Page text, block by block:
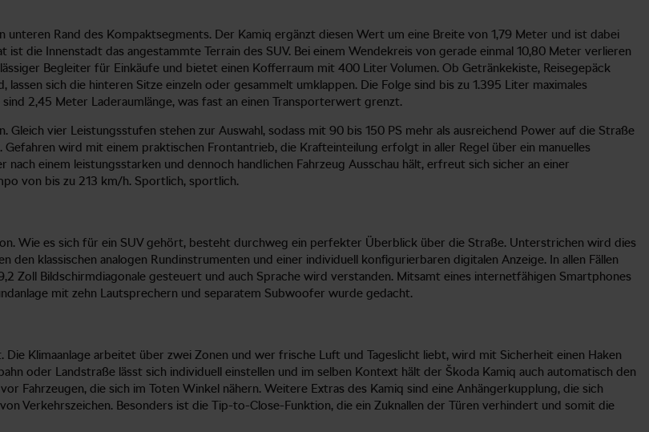
unteren Rand des Kompaktsegments. Der Kamiq ergänzt diesen Wert um eine Breite von 1,79 Meter und ist dabei
die Innenstadt das angestammte Terrain des SUV. Bei einem Wendekreis von gerade einmal 10,80 Meter verlieren
Begleiter für Einkäufe und bietet einen Kofferraum mit 400 Liter Volumen. Ob Getränkekiste, Reisegepäck
sich die hinteren Sitze einzeln oder gesammelt umklappen. Die Folge sind bis zu 1.395 Liter maximales
2,45 Meter Laderaumlänge, was fast an einen Transporterwert grenzt.
vier Leistungsstufen stehen zur Auswahl, sodass mit 90 bis 150 PS mehr als ausreichend Power auf die Straße
wird mit einem praktischen Frontantrieb, die Krafteinteilung erfolgt in aller Regel über ein manuelles
einem leistungsstarken und dennoch handlichen Fahrzeug Ausschau hält, erfreut sich sicher an einer
von bis zu 213 km/h. Sportlich, sportlich.
Wie es sich für ein SUV gehört, besteht durchweg ein perfekter Überblick über die Straße. Unterstrichen wird dies
klassischen analogen Rundinstrumenten und einer individuell konfigurierbaren digitalen Anzeige. In allen Fällen
Zoll Bildschirmdiagonale gesteuert und auch Sprache wird verstanden. Mitsamt eines internetfähigen Smartphones
mit zehn Lautsprechern und separatem Subwoofer wurde gedacht.
Klimaanlage arbeitet über zwei Zonen und wer frische Luft und Tageslicht liebt, wird mit Sicherheit einen Haken
oder Landstraße lässt sich individuell einstellen und im selben Kontext hält der Škoda Kamiq auch automatisch den
Fahrzeugen, die sich im Toten Winkel nähern. Weitere Extras des Kamiq sind eine Anhängerkupplung, die sich
Verkehrszeichen. Besonders ist die Tip-to-Close-Funktion, die ein Zuknallen der Türen verhindert und somit die